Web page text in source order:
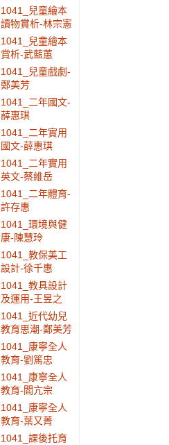
1041_兒童繪本
讀物賞析-林宗憲
1041_兒童繪本
賞析-武藍蕙
1041_兒童戲劇-
鄭美芳
1041_二年國文-
薛惠琪
1041_二年實用
國文-薛惠琪
1041_二年實用
英文-蔡維岳
1041_二年體育-
許存惠
1041_環境與健
康-陳慧玲
1041_教保美工
設計-徐千惠
1041_教具設計
及運用-王昱之
1041_近代幼兒
教育思潮-鄭美芳
1041_康寧全人
教育-劉篤忠
1041_康寧全人
教育-閻亢宗
1041_康寧全人
教育-葉又菁
1041_課後托育